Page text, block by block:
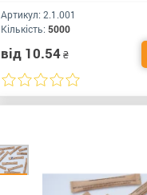
Артикул:2.1.001
Кількість:5000
від 10.54 ₴